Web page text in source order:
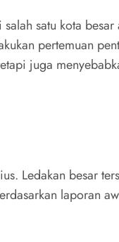
satu kota
pertemuan
juga
Ledakan besar
laporan